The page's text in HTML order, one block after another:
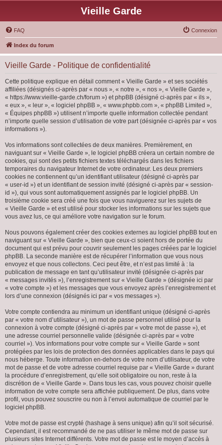
Vieille Garde
FAQ Connexion
Index du forum
Vieille Garde - Politique de confidentialité
Cette politique explique en détail comment « Vieille Garde » et ses sociétés
affiliées (désignés ci-après par « nous », « notre », « nos », « Vieille Garde »,
« https://www.vieille-garde.ch/forum ») et phpBB (désigné ci-après par « ils »,
« eux », « leur », « logiciel phpBB », « www.phpbb.com », « phpBB Limited »,
« Équipes phpBB ») utilisent n’importe quelle information collectée pendant
n’importe quelle session d’utilisation de votre part (désignée ci-après par « vos
informations »).
Vos informations sont collectées de deux manières. Premièrement, en
naviguant sur « Vieille Garde », le logiciel phpBB créera un certain nombre de
cookies, qui sont des petits fichiers textes téléchargés dans les fichiers
temporaires du navigateur Internet de votre ordinateur. Les deux premiers
cookies ne contiennent qu’un identifiant utilisateur (désigné ci-après par
« user-id ») et un identifiant de session invité (désigné ci-après par « session-
id »), qui vous sont automatiquement assignés par le logiciel phpBB. Un
troisième cookie sera créé une fois que vous naviguerez sur les sujets de
« Vieille Garde » et est utilisé pour stocker les informations sur les sujets que
vous avez lus, ce qui améliore votre navigation sur le forum.
Nous pouvons également créer des cookies externes au logiciel phpBB tout en
naviguant sur « Vieille Garde », bien que ceux-ci soient hors de portée du
document qui est prévu pour couvrir seulement les pages créées par le logiciel
phpBB. La seconde manière est de récupérer l’information que vous nous
envoyez et que nous collectons. Ceci peut être, et n’est pas limité à : la
publication de message en tant qu’utilisateur invité (désignée ci-après par
« messages invités »), l’enregistrement sur « Vieille Garde » (désignée ici par
« votre compte ») et les messages que vous envoyez après l’enregistrement et
lors d’une connexion (désignés ici par « vos messages »).
Votre compte contiendra au minimum un identifiant unique (désigné ci-après
par « votre nom d’utilisateur »), un mot de passe personnel utilisé pour la
connexion à votre compte (désigné ci-après par « votre mot de passe »), et
une adresse courriel personnelle valide (désignée ci-après par « votre
courriel »). Vos informations pour votre compte sur « Vieille Garde » sont
protégées par les lois de protection des données applicables dans le pays qui
nous héberge. Toute information en-dehors de votre nom d’utilisateur, de votre
mot de passe et de votre adresse courriel requise par « Vieille Garde » durant
la procédure d’enregistrement, qu’elle soit obligatoire ou non, reste à la
discrétion de « Vieille Garde ». Dans tous les cas, vous pouvez choisir quelle
information de votre compte sera affichée publiquement. De plus, dans votre
profil, vous pouvez souscrire ou non à l’envoi automatique de courriel par le
logiciel phpBB.
Votre mot de passe est crypté (hashage à sens unique) afin qu’il soit sécurisé.
Cependant, il est recommandé de ne pas utiliser le même mot de passe sur
plusieurs sites Internet différents. Votre mot de passe est le moyen d’accès à